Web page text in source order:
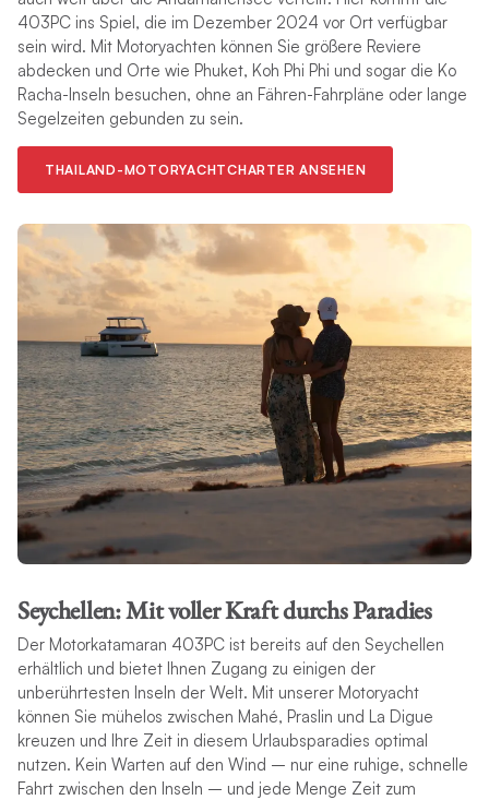
403PC ins Spiel, die im Dezember 2024 vor Ort verfügbar
sein wird. Mit Motoryachten können Sie größere Reviere
abdecken und Orte wie Phuket, Koh Phi Phi und sogar die Ko
Racha-Inseln besuchen, ohne an Fähren-Fahrpläne oder lange
Segelzeiten gebunden zu sein.
THAILAND-MOTORYACHTCHARTER ANSEHEN
Seychellen: Mit voller Kraft durchs Paradies
Der Motorkatamaran 403PC ist bereits auf den Seychellen
erhältlich und bietet Ihnen Zugang zu einigen der
unberührtesten Inseln der Welt. Mit unserer Motoryacht
können Sie mühelos zwischen Mahé, Praslin und La Digue
kreuzen und Ihre Zeit in diesem Urlaubsparadies optimal
nutzen. Kein Warten auf den Wind – nur eine ruhige, schnelle
Fahrt zwischen den Inseln – und jede Menge Zeit zum